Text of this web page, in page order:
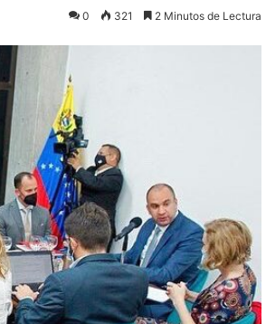
0 321 2 Minutos de Lectura